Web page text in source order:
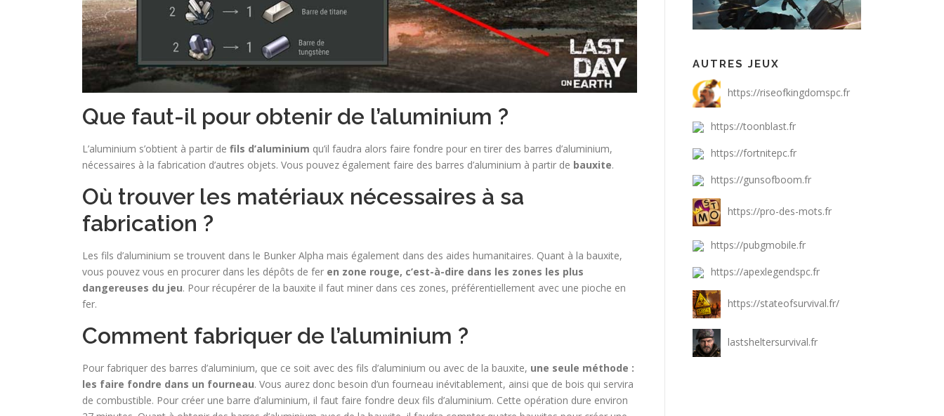
Que faut-il pour obtenir de l’aluminium ?
L’aluminium s’obtient à partir de fils d’aluminium qu’il faudra alors faire fondre pour en tirer des barres d’aluminium,
nécessaires à la fabrication d’autres objets. Vous pouvez également faire des barres d’aluminium à partir de bauxite.
Où trouver les matériaux nécessaires à sa
fabrication ?
Les fils d’aluminium se trouvent dans le Bunker Alpha mais également dans des aides humanitaires. Quant à la bauxite,
vous pouvez vous en procurer dans les dépôts de fer en zone rouge, c’est-à-dire dans les zones les plus
dangereuses du jeu. Pour récupérer de la bauxite il faut miner dans ces zones, préférentiellement avec une pioche en
fer.
Comment fabriquer de l’aluminium ?
Pour fabriquer des barres d’aluminium, que ce soit avec des fils d’aluminium ou avec de la bauxite, une seule méthode :
les faire fondre dans un fourneau. Vous aurez donc besoin d’un fourneau inévitablement, ainsi que de bois qui servira
de combustible. Pour créer une barre d’aluminium, il faut faire fondre deux fils d’aluminium. Cette opération dure environ
AUTRES JEUX
https://riseofkingdomspc.fr
https://toonblast.fr
https://fortnitepc.fr
https://gunsofboom.fr
https://pro-des-mots.fr
https://pubgmobile.fr
https://apexlegendspc.fr
https://stateofsurvival.fr/
lastsheltersurvival.fr